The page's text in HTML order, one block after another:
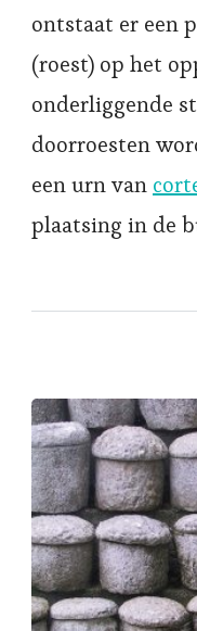
ontstaat er een
(roest) op het
onderliggende
doorroesten
een urn van
plaatsing in de